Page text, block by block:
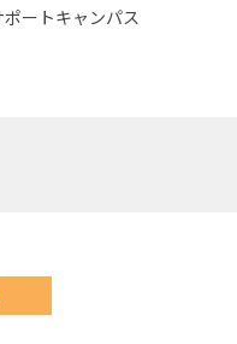
ートキャンパス